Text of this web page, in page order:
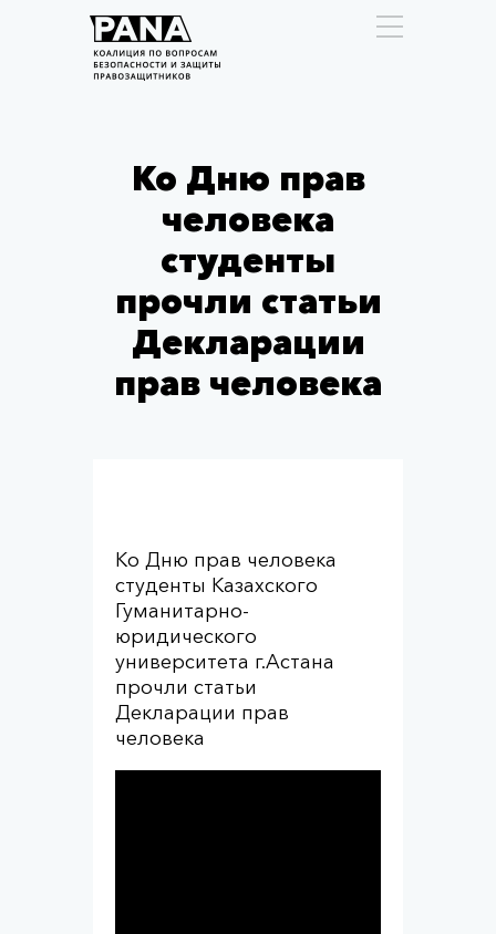
Ко Дню прав
человека
студенты
прочли статьи
Декларации
прав человека
Ко Дню прав человека
студенты Казахского
Гуманитарно-
юридического
университета г.Астана
прочли статьи
Декларации прав
человека